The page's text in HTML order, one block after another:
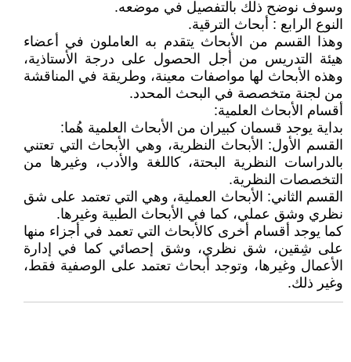
وسوف نوضح ذلك بالتفصيل في موضعه.
النوع الرابع : أبحاث الترقية.
وهذا القسم من الأبحاث يتقدم به العاملون في أعضاء
هيئة التدريس من أجل الحصول على درجة الأستاذية،
وهذه الأبحاث لها مواصفات معينة، وطريقة في المناقشة
من لجنة متخصصة في البحث المحدد.
أقسام الأبحاث العلمية:
بداية يوجد قسمان كبيران من الأبحاث العلمية هُما:
القسم الأول: الأبحاث النظرية، وهي الأبحاث التي تعتني
بالدراسات النظرية البحتة، كاللغة والأدب، وغيرها من
التخصصات النظرية.
القسم الثاني: الأبحاث العملية، وهي التي تعتمد على شق
نظري وشق عملي، كما في الأبحاث الطبية وغيرها.
كما يوجد أقسام أخرى كالأبحاث التي تعمد في أجزاء منها
على شِقين، شق نظري، وشق إحصائي كما في إدارة
الأعمال وغيرها، وتوجد أبحاث تعتمد على الوصفية فقط،
وغير ذلك.